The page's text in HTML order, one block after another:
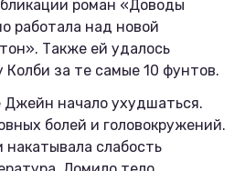
роман «Доводы
работала над новой
Также ей удалось
Колби за те самые 10 фунтов.
Джейн начало ухудшаться.
болей и головокружений.
накатывала слабость